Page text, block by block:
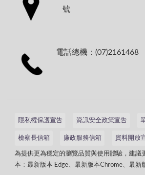
號
電話總機：(07)2161468
隱私權保護宣告 資訊安全政策宣告
檢察長信箱 廉政服務信箱 資料開放
為提供更為穩定的瀏覽品質與使用體驗，建議
本：最新版本 Edge、最新版本Chrome、最新